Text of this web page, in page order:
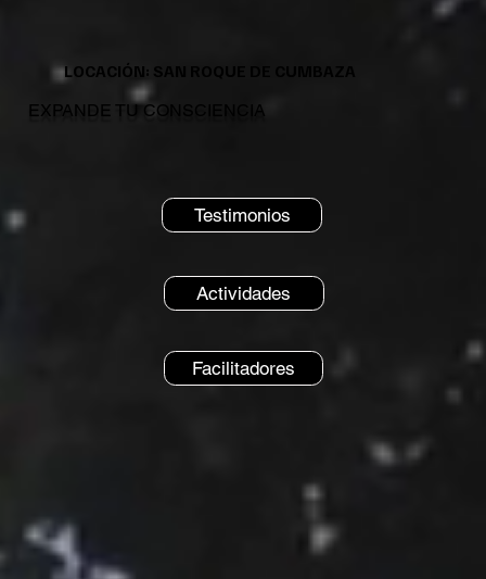
LOCACIÓN: SAN ROQUE DE CUMBAZA
EXPANDE TU CONSCIENCIA
Testimonios
Actividades
Facilitadores